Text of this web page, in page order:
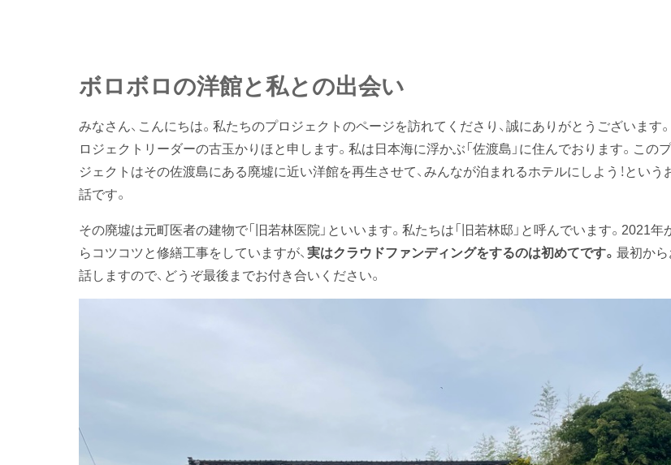
ボロボロの洋館と私との出会い
みなさん、こんにちは。私たちのプロジェクトのページを訪れてくださり、誠にありがとうございます
ロジェクトリーダーの古玉かりほと申します。私は日本海に浮かぶ「佐渡島」に住んでおります。この
ジェクトはその佐渡島にある廃墟に近い洋館を再生させて、みんなが泊まれるホテルにしよう！という
話です。
その廃墟は元町医者の建物で「旧若林医院」といいます。私たちは「旧若林邸」と呼んでいます。2021年
らコツコツと修繕工事をしていますが、実はクラウドファンディングをするのは初めてです。 最初か
話しますので、どうぞ最後までお付き合いください。